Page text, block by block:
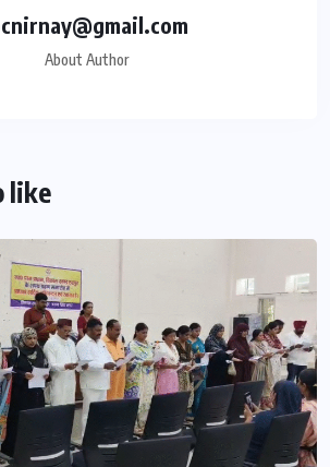
About Author
like